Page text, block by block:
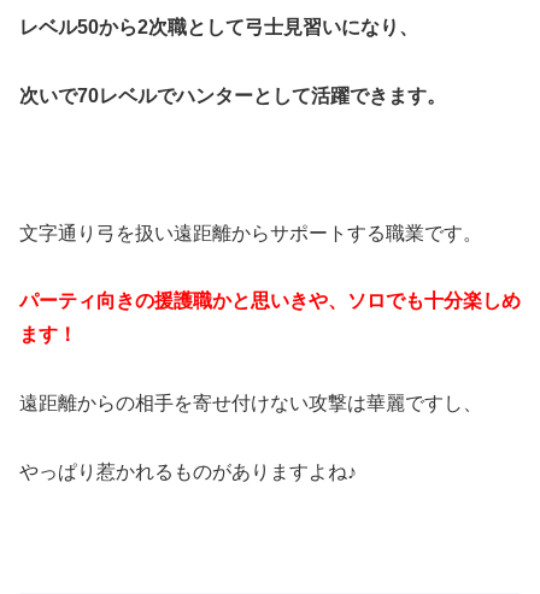
レベル50から2次職として弓士見習いになり、
次いで70レベルでハンターとして活躍できます。
文字通り弓を扱い遠距離からサポートする職業です。
パーティ向きの援護職かと思いきや、ソロでも十分楽しめ
ます！
遠距離からの相手を寄せ付けない攻撃は華麗ですし、
やっぱり惹かれるものがありますよね♪